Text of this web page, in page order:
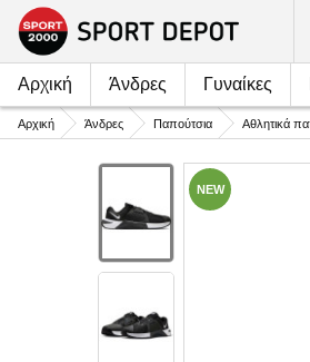
Αρχική Άνδρες Γυναίκες
Αρχική Άνδρες Παπούτσια Αθλητικά
NEW